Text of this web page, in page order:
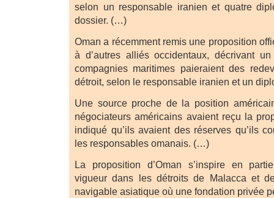
selon un responsable iranien et quatre
dossier. (…)
Oman a récemment remis une proposition
à d’autres alliés occidentaux, décrivant
compagnies maritimes paieraient des
détroit, selon le responsable iranien et un
Une source proche de la position
négociateurs américains avaient reçu la
indiqué qu’ils avaient des réserves qu’ils
les responsables omanais. (…)
La proposition d’Oman s’inspire en
vigueur dans les détroits de Malacca et
navigable asiatique où une fondation privée